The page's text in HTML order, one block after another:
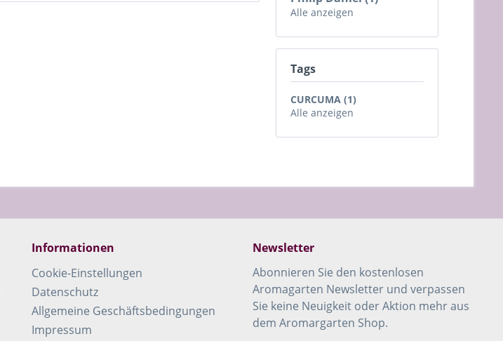
Alle anzeigen
Tags
CURCUMA (1)
Alle anzeigen
Informationen
Cookie-Einstellungen
Datenschutz
Allgemeine Geschäftsbedingungen
Impressum
Newsletter
Abonnieren Sie den kostenlosen
Aromagarten Newsletter und verpassen
Sie keine Neuigkeit oder Aktion mehr aus
dem Aromargarten Shop.